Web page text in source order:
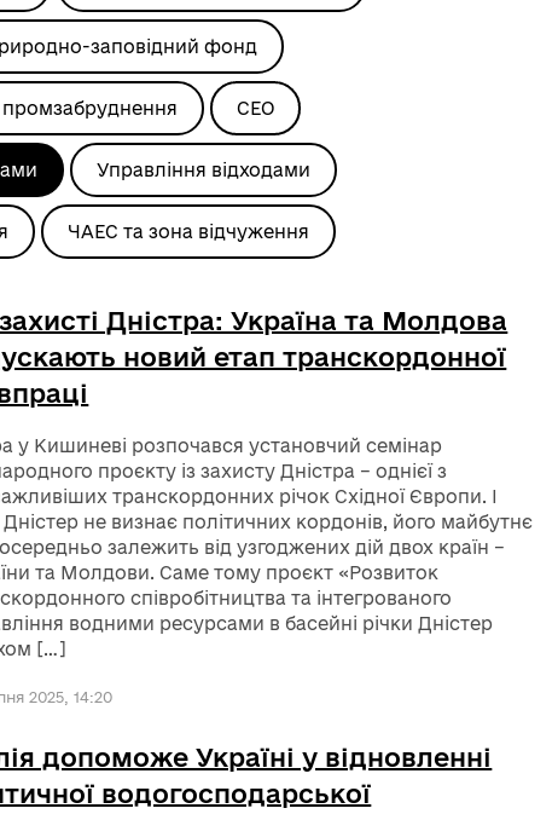
заповідний фонд
СЕО
Управління відходами
ЧАЕС та зона відчуження
Дністра: Україна та Молдова
новий етап транскордонної
у Кишиневі розпочався установчий семінар
проєкту із захисту Дністра – однієї з
транскордонних річок Східної Європи. І
Дністер не визнає політичних кордонів, його майбутнє
залежить від узгоджених дій двох країн –
та Молдови. Саме тому проєкт «Розвиток
співробітництва та інтегрованого
водними ресурсами в басейні річки Дністер
[…]
2025, 14:20
допоможе Україні у відновленні
водогосподарської